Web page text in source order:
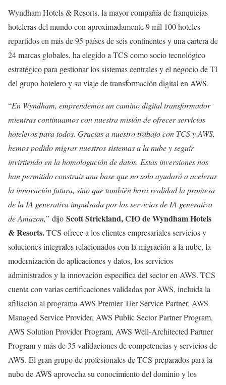
Wyndham Hotels & Resorts, la mayor compañía de franquicias
hoteleras del mundo con aproximadamente 9 mil 100 hoteles
repartidos en más de 95 países de seis continentes y una cartera de
24 marcas globales, ha elegido a TCS como socio tecnológico
estratégico para gestionar los sistemas centrales y el negocio de TI
del grupo hotelero y su viaje de transformación digital en AWS.
“En Wyndham, emprendemos un camino digital transformador
mientras continuamos con nuestra misión de ofrecer servicios
hoteleros para todos. Gracias a nuestro trabajo con TCS y AWS,
hemos podido migrar nuestros sistemas a la nube y seguir
invirtiendo en la homologación de datos. Estas inversiones nos
han permitido construir una base que no solo ayudará a acelerar
la innovación futura, sino que también hará realidad la promesa
de la IA generativa impulsada por los servicios de IA generativa
de Amazon,” dijo Scott Strickland, CIO de Wyndham Hotels
& Resorts.TCS ofrece a los clientes empresariales servicios y
soluciones integrales relacionados con la migración a la nube, la
modernización de aplicaciones y datos, los servicios
administrados y la innovación específica del sector en AWS. TCS
cuenta con varias certificaciones validadas por AWS, incluida la
afiliación al programa AWS Premier Tier Service Partner, AWS
Managed Service Provider, AWS Public Sector Partner Program,
AWS Solution Provider Program, AWS Well-Architected Partner
Program y más de 35 validaciones de competencias y servicios de
AWS. El gran grupo de profesionales de TCS preparados para la
nube de AWS aprovecha su conocimiento del dominio y los